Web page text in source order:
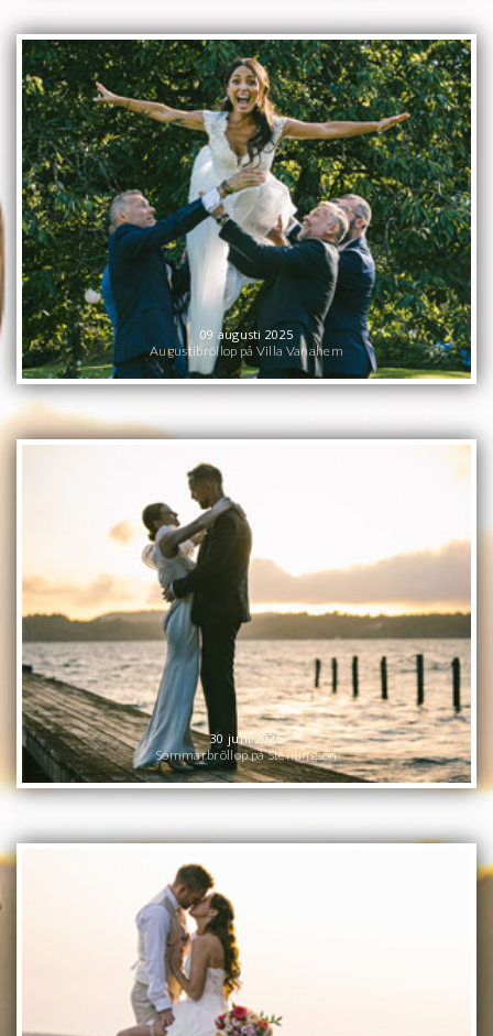
09 augusti 2025
Augustibröllop på Villa Vanahem
30 juni 2025
Sommarbröllop på Stenungsön